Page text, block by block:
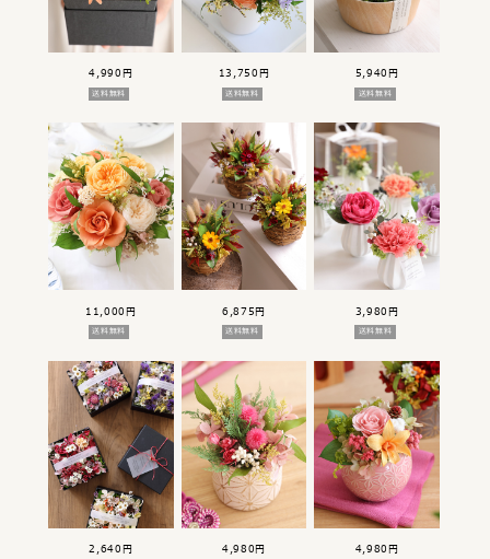
4,990円
送料無料
13,750円
送料無料
5,940円
送料無料
11,000円
送料無料
6,875円
送料無料
3,980円
送料無料
2,640円 4,980円 4,980円